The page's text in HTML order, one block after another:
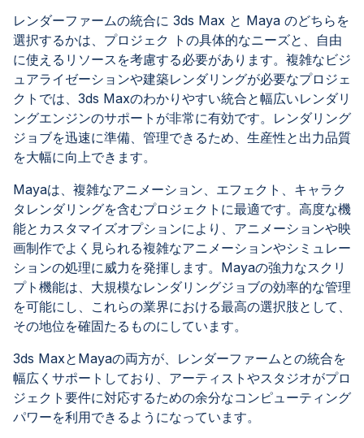
レンダーファームの統合に 3ds Max と Maya のどちらを
選択するかは、プロジェク トの具体的なニーズと、自由
に使えるリソースを考慮する必要があります。複雑なビジ
ュアライゼーションや建築レンダリングが必要なプロジェ
クトでは、3ds Maxのわかりやすい統合と幅広いレンダリ
ングエンジンのサポートが非常に有効です。レンダリング
ジョブを迅速に準備、管理できるため、生産性と出力品質
を大幅に向上できます。
Mayaは、複雑なアニメーション、エフェクト、キャラク
タレンダリングを含むプロジェクトに最適です。高度な機
能とカスタマイズオプションにより、アニメーションや映
画制作でよく見られる複雑なアニメーションやシミュレー
ションの処理に威力を発揮します。Mayaの強力なスクリ
プト機能は、大規模なレンダリングジョブの効率的な管理
を可能にし、これらの業界における最高の選択肢として、
その地位を確固たるものにしています。
3ds MaxとMayaの両方が、レンダーファームとの統合を
幅広くサポートしており、アーティストやスタジオがプロ
ジェクト要件に対応するための余分なコンピューティング
パワーを利用できるようになっています。